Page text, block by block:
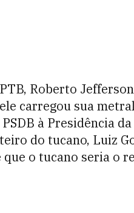
Roberto
carregou sua
à Presidência da
do tucano, Luiz
o tucano seria o